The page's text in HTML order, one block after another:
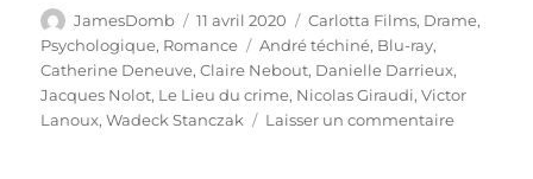
Auteur
JamesDomb
Publié
le
11 avril 2020 Catégories
Carlotta Films, Drame,
Psychologique, Romance Étiquettes
André téchiné, Blu-ray,
Catherine Deneuve,Claire Nebout, Danielle Darrieux,
Jacques Nolot, Le Lieu du crime, Nicolas Giraudi,Victor
Lanoux,Wadeck Stanczak Laisser un commentairesur